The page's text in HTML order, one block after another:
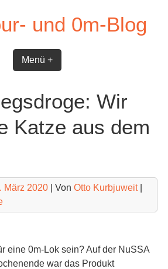
und 0m-Blog
Menü +
Wir
Katze aus dem
März 2020| Von Otto Kurbjuweit|
eine 0m-Lok sein? Auf der NuSSA
war das Produkt